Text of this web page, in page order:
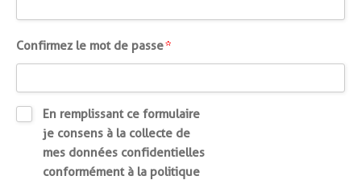
Confirmez le mot de passe*
le
En remplissant ce formulaire
je consens à la collecte de
mes données confidentielles
conformément à la politique